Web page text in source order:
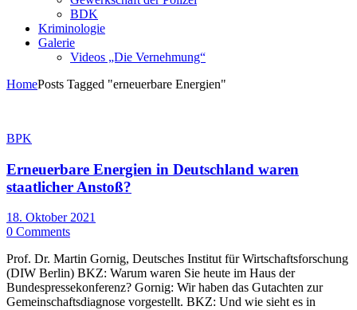
BDK
Kriminologie
Galerie
Videos „Die Vernehmung“
HomePosts Tagged "erneuerbare Energien"
BPK
Erneuerbare Energien in Deutschland waren
staatlicher Anstoß?
18. Oktober 2021
0 Comments
Prof. Dr. Martin Gornig, Deutsches Institut für Wirtschaftsforschung
(DIW Berlin) BKZ: Warum waren Sie heute im Haus der
Bundespressekonferenz? Gornig: Wir haben das Gutachten zur
Gemeinschaftsdiagnose vorgestellt. BKZ: Und wie sieht es in